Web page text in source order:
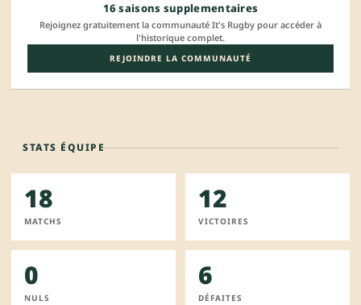
16 saisons supplementaires
Rejoignez gratuitement la communauté It's Rugby pour accéder à
l'historique complet.
REJOINDRE LA COMMUNAUTÉ
STATS ÉQUIPE
18
MATCHS
12
VICTOIRES
0
NULS
6
DÉFAITES